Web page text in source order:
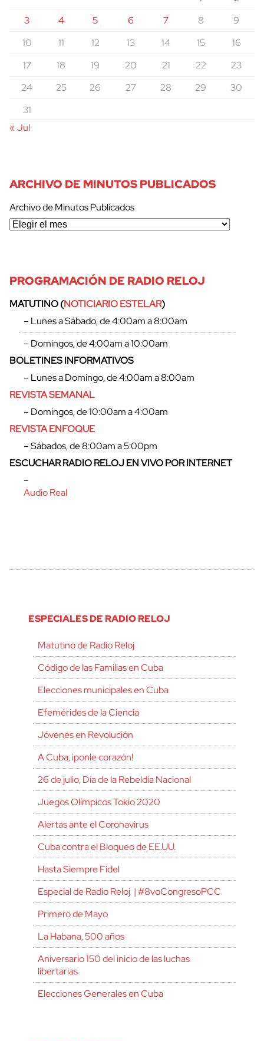
3
4 5 6 7 8
9
10
11 12 13 14 15
16
17
18 19 20 21 22
23
24
25 26 27 28 29
30
31
« Jul
ARCHIVO DE MINUTOS PUBLICADOS
Archivo de Minutos Publicados
PROGRAMACIÓN DE RADIO RELOJ
MATUTINO (NOTICIARIO ESTELAR)
– Lunes a Sábado, de 4:00am a 8:00am
– Domingos, de 4:00am a 10:00am
BOLETINES INFORMATIVOS
– Lunes a Domingo, de 4:00am a 8:00am
REVISTA SEMANAL
– Domingos, de 10:00am a 4:00am
REVISTA ENFOQUE
– Sábados, de 8:00am a 5:00pm
ESCUCHAR RADIO RELOJ EN VIVO POR INTERNET
–
Audio Real
ESPECIALES DE RADIO RELOJ
Matutino de Radio Reloj
Código de las Familias en Cuba
Elecciones municipales en Cuba
Efemérides de la Ciencia
Jóvenes en Revolución
A Cuba, ¡ponle corazón!
26 de julio, Día de la Rebeldía Nacional
Juegos Olímpicos Tokio 2020
Alertas ante el Coronavirus
Cuba contra el Bloqueo de EE.UU.
Hasta Siempre Fidel
Especial de Radio Reloj | #8voCongresoPCC
Primero de Mayo
La Habana, 500 años
Aniversario 150 del inicio de las luchas
libertarias
Elecciones Generales en Cuba